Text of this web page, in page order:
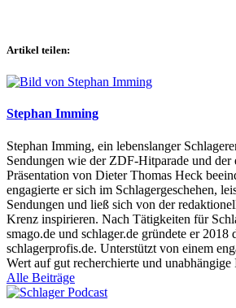
Artikel teilen:
Stephan Imming
Stephan Imming, ein lebenslanger
Sendungen wie der ZDF-Hitparade und der
Präsentation von Dieter Thomas Heck
engagierte er sich im Schlagergeschehen,
Sendungen und ließ sich von der
Krenz inspirieren. Nach Tätigkeiten für
smago.de und schlager.de gründete er 2018
schlagerprofis.de. Unterstützt von einem
Wert auf gut recherchierte und unabhängige
Alle Beiträge